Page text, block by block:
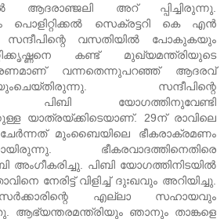
അറ് പ്പിച്ചിരുന്നു.
പൊളിറ്റിക്കല്‍ സെക്രട്ടറി കെ എന്‍
വസതിയില്‍ പോകുകയും
കണ്ട് മുഖ്യമന്ത്രിയുടെ
വന്നതെന്നുപറഞ്ഞ് ആദരവ്
സന്ദീപിന്റെ
പിബി യോഗത്തിനുവേണ്ടി
യാത്രയ്ക്കിടെയാണ്. 29ന് രാവിലെ
മുംബൈയിലെ ഭീകരാക്രമണം
ഭീകരവാദത്തിനെതിരെ
അംഗീകരിച്ചു. പിബി യോഗത്തിനിടയില്‍
നേരിട്ട് വിളിച്ച് ദുഃഖവും അറിയിച്ചു.
എല്ലാ സഹായവും
ആഭ്യന്തരമന്ത്രിയും ഞാനും താങ്കളെ